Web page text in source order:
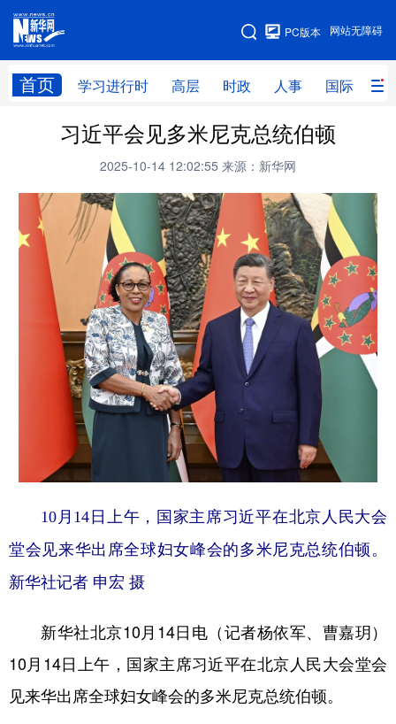
网站无障碍
PC版本
首页 学习进行时 高层 时政 人事 国际 财
网站地图
学习进行时 高层 时政 人事
财经 网评
台湾 思客智库 全球连线 教育
科创 量子 体育
文化 书画 健康 军事
访谈 视频 图片 政务
法律 中央文件 金融 汽车
食品 人居 数字经济
学术中国 乡村振兴 溯源中国
城市 能源 会展
公益 一带一路 亚太网 上市公司
文化产业
地方频道
习近平会见多米尼克总统伯顿
2025-10-14 12:02:55 来源：新华网
10月14日上午，国家主席习近平在北京人民大会
堂会见来华出席全球妇女峰会的多米尼克总统伯顿。
新华社记者 申宏 摄
新华社北京10月14日电（记者杨依军、曹嘉玥）
10月14日上午，国家主席习近平在北京人民大会堂会
见来华出席全球妇女峰会的多米尼克总统伯顿。